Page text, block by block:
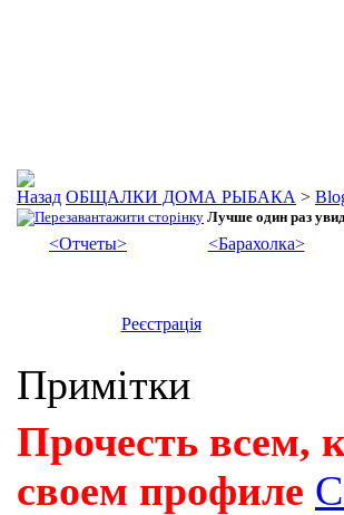
ОБЩАЛКИ ДОМА РЫБАКА >
Лучше один раз
<Отчеты> <Барахолка>
Реєстрація
Примітки
Прочесть всем,
своем профиле